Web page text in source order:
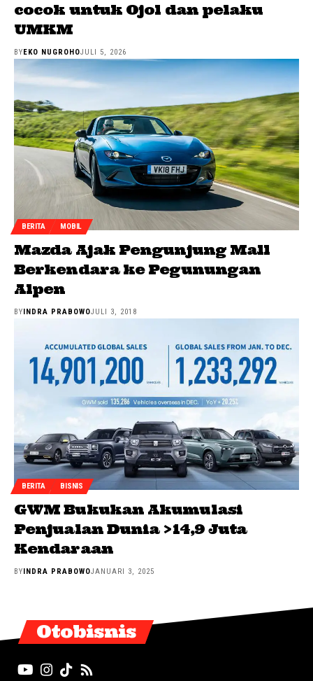
cocok untuk Ojol dan pelaku
UMKM
BYEKO NUGROHOJULI 5, 2026
BERITA MOBIL
Mazda Ajak Pengunjung Mall
Berkendara ke Pegunungan
Alpen
BYINDRA PRABOWOJULI 3, 2018
BERITA BISNIS
GWM Bukukan Akumulasi
Penjualan Dunia >14,9 Juta
Kendaraan
BYINDRA PRABOWOJANUARI 3, 2025
Otobisnis